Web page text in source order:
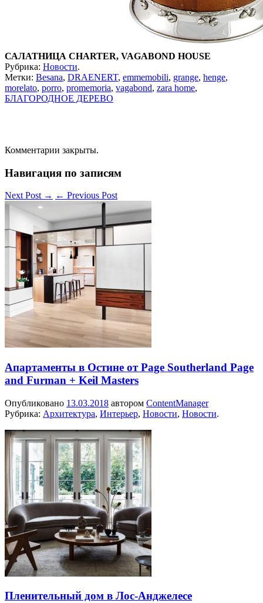
САЛАТНИЦА CHARTER, VAGABOND HOUSE
Рубрика: Новости.
Метки: Besana, DRAENERT, emmemobili, grange, henge,
morelato, porro, promemoria, vagabond, zara home,
БЛАГОРОДНОЕ ДЕРЕВО
Комментарии закрыты.
Навигация по записям
Next Post → ← Previous Post
Апартаменты в Остине от Page Southerland Page
and Furman + Keil Masters
Опубликовано 13.03.2018 автором ContentManager
Рубрика: Архитектура, Интерьер, Новости, Новости.
Пленительный дом в Лос-Анджелесе